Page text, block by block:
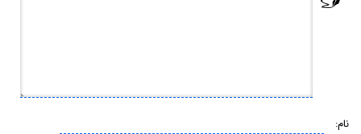
نام: